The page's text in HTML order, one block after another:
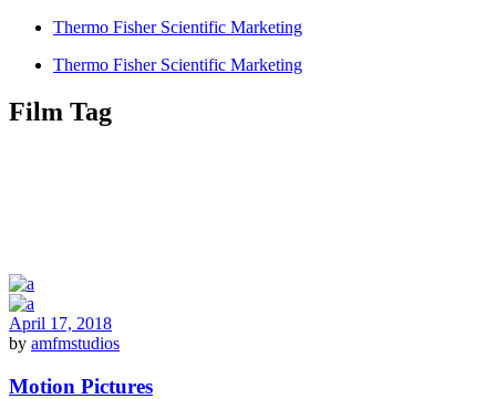
Thermo Fisher Scientific Marketing
Thermo Fisher Scientific Marketing
Film Tag
April 17, 2018
by amfmstudios
Motion Pictures